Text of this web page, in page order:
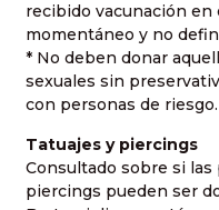
recibido vacunación
momentáneo y no
* No deben donar
sexuales sin
con personas de riesgo.
Tatuajes y piercings
Consultado sobre si
piercings pueden ser